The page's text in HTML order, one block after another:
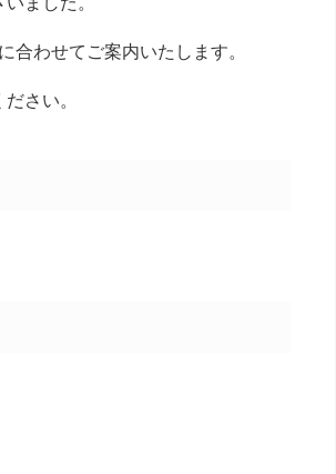
わせてご案内いたします。
さい。